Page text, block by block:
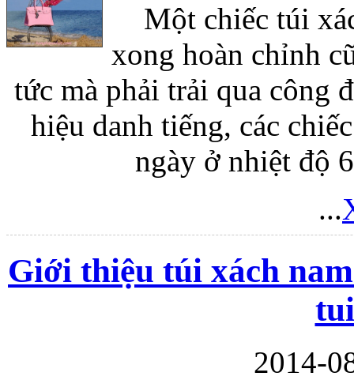
Bao da Samsung
Ốp lưng iPhone
Bao da iPhone 5
Một chiếc túi
xong hoàn chỉnh
tức mà phải trải qua công
hiệu danh tiếng, các
ngày ở nhiệt độ
...
Giới thiệu túi xách
2014-